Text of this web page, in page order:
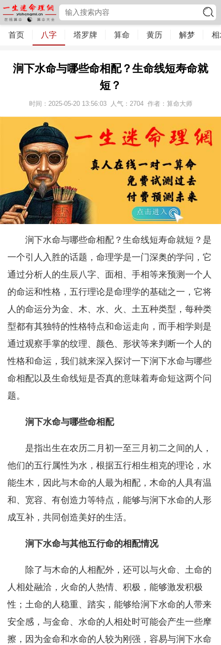
首页 八字 塔罗牌 算命 黄历 解梦 相
涧下水命与哪些命相配？生命线短寿命就
短？
时间：2025-05-20 13:56:03 人气： 2704 作者：算命大师
涧下水命与哪些命相配？生命线短寿命就短？是
一个引人入胜的话题，命理学是一门深奥的学问，它
通过分析人的生辰八字、面相、手相等来预测一个人
的命运和性格，五行理论是命理学的基础之一，它将
人的命运分为金、木、水、火、土五种类型，每种类
型都有其独特的性格特点和命运走向，而手相学则是
通过观察手掌的纹理、颜色、形状等来判断一个人的
性格和命运，我们就来深入探讨一下涧下水命与哪些
命相配以及生命线短是否真的意味着寿命短这两个问
题。
涧下水命与哪些命相配
是指出生在农历二月初一至三月初二之间的人，
他们的五行属性为水，根据五行相生相克的理论，水
能生木，因此与木命的人最为相配，木命的人具有温
和、宽容、有创造力等特点，能够与涧下水命的人形
成互补，共同创造美好的生活。
涧下水命与其他五行命的相配情况
除了与木命的人相配外，还可以与火命、土命的
人相处融洽，火命的人热情、积极，能够激发积极
性；土命的人稳重、踏实，能够给涧下水命的人带来
安全感，与金命、水命的人相处时可能会产生一些摩
擦，因为金命和水命的人较为刚强，容易与涧下水命